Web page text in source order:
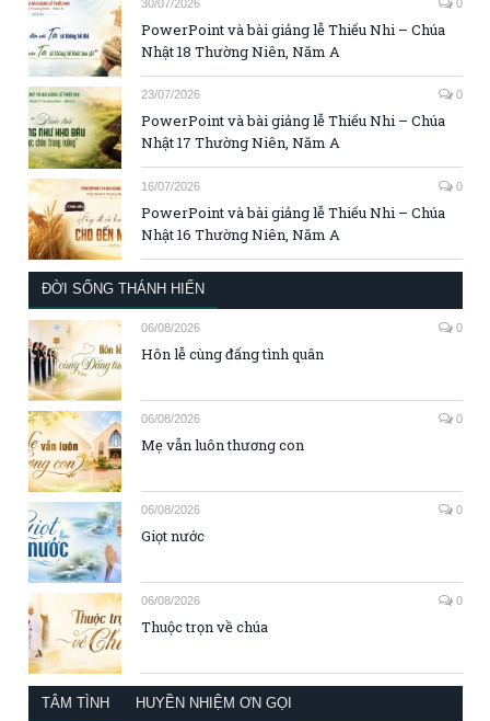
30/07/2026 0
PowerPoint và bài giảng lễ Thiếu Nhi – Chúa
Nhật 18 Thường Niên, Năm A
23/07/2026 0
PowerPoint và bài giảng lễ Thiếu Nhi – Chúa
Nhật 17 Thường Niên, Năm A
16/07/2026 0
PowerPoint và bài giảng lễ Thiếu Nhi – Chúa
Nhật 16 Thường Niên, Năm A
ĐỜI SỐNG THÁNH HIẾN
06/08/2026 0
Hôn lễ cùng đấng tình quân
06/08/2026 0
Mẹ vẫn luôn thương con
06/08/2026 0
Giọt nước
06/08/2026 0
Thuộc trọn về chúa
TÂM TÌNH HUYỀN NHIỆM ƠN GỌI